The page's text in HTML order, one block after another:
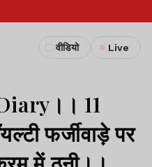
वीडियो Live
11
फर्जीवाड़े पर